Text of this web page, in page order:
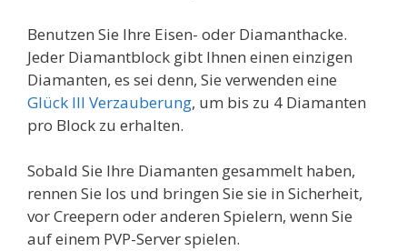
Benutzen Sie Ihre Eisen- oder Diamanthacke.
Jeder Diamantblock gibt Ihnen einen einzigen
Diamanten, es sei denn, Sie verwenden eine
Glück III Verzauberung, um bis zu 4 Diamanten
pro Block zu erhalten.
Sobald Sie Ihre Diamanten gesammelt haben,
rennen Sie los und bringen Sie sie in Sicherheit,
vor Creepern oder anderen Spielern, wenn Sie
auf einem PVP-Server spielen.